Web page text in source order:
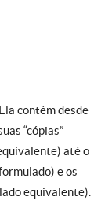
contém desde
“cópias”
até o
e os
equivalente).